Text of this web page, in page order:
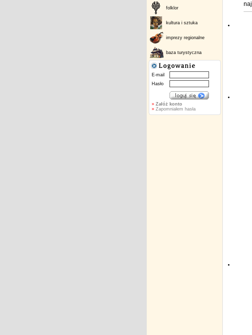
folklor
kultura i sztuka
imprezy regionalne
baza turystyczna
E-mail
Hasło
» Załóż konto
»Zapomniałem hasła
•
•
•